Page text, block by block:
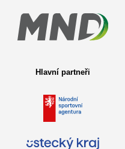
Hlavní partneři